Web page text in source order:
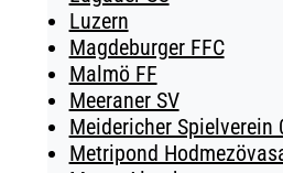
Luzern
Magdeburger FFC
Malmö FF
Meeraner SV
Meidericher Spielverein
Metripond